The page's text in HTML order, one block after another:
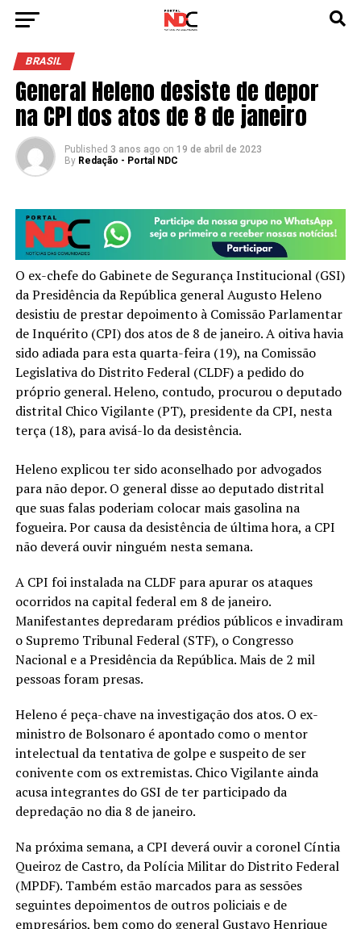
BRASIL
General Heleno desiste de depor
na CPI dos atos de 8 de janeiro
Published 3 anos ago on 19 de abril de 2023
By Redação - Portal NDC
O ex-chefe do Gabinete de Segurança Institucional (GSI)
da Presidência da República general Augusto Heleno
desistiu de prestar depoimento à Comissão Parlamentar
de Inquérito (CPI) dos atos de 8 de janeiro. A oitiva havia
sido adiada para esta quarta-feira (19), na Comissão
Legislativa do Distrito Federal (CLDF) a pedido do
próprio general. Heleno, contudo, procurou o deputado
distrital Chico Vigilante (PT), presidente da CPI, nesta
terça (18), para avisá-lo da desistência.
Heleno explicou ter sido aconselhado por advogados
para não depor. O general disse ao deputado distrital
que suas falas poderiam colocar mais gasolina na
fogueira. Por causa da desistência de última hora, a CPI
não deverá ouvir ninguém nesta semana.
A CPI foi instalada na CLDF para apurar os ataques
ocorridos na capital federal em 8 de janeiro.
Manifestantes depredaram prédios públicos e invadiram
o Supremo Tribunal Federal (STF), o Congresso
Nacional e a Presidência da República. Mais de 2 mil
pessoas foram presas.
Heleno é peça-chave na investigação dos atos. O ex-
ministro de Bolsonaro é apontado como o mentor
intelectual da tentativa de golpe e suspeito de ser
conivente com os extremistas. Chico Vigilante ainda
acusa integrantes do GSI de ter participado da
depredação no dia 8 de janeiro.
Na próxima semana, a CPI deverá ouvir a coronel Cíntia
Queiroz de Castro, da Polícia Militar do Distrito Federal
(MPDF). Também estão marcados para as sessões
seguintes depoimentos de outros policiais e de
empresários, bem como do general Gustavo Henrique